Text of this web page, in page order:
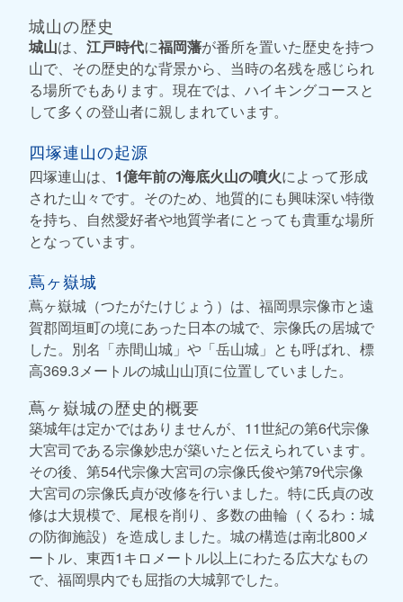
城山の歴史
城山は、 江戸時代に福岡藩が番所を置いた歴史を持つ
山で、その歴史的な背景から、当時の名残を感じられ
る場所でもあります。現在では、ハイキングコースと
して多くの登山者に親しまれています。
四塚連山の起源
四塚連山は、 1億年前の海底火山の噴火によって形成
された山々です。そのため、地質的にも興味深い特徴
を持ち、自然愛好者や地質学者にとっても貴重な場所
となっています。
蔦ヶ嶽城
蔦ヶ嶽城（つたがたけじょう）は、福岡県宗像市と遠
賀郡岡垣町の境にあった日本の城で、宗像氏の居城で
した。別名「赤間山城」や「岳山城」とも呼ばれ、標
高369.3メートルの城山山頂に位置していました。
蔦ヶ嶽城の歴史的概要
築城年は定かではありませんが、11世紀の第6代宗像
大宮司である宗像妙忠が築いたと伝えられています。
その後、第54代宗像大宮司の宗像氏俊や第79代宗像
大宮司の宗像氏貞が改修を行いました。特に氏貞の改
修は大規模で、尾根を削り、多数の曲輪（くるわ：城
の防御施設）を造成しました。城の構造は南北800メ
ートル、東西1キロメートル以上にわたる広大なもの
で、福岡県内でも屈指の大城郭でした。